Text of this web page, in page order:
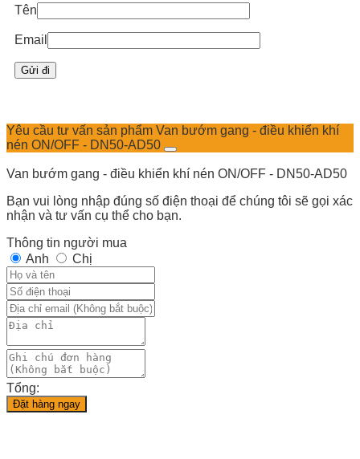
Tên
Email
Yêu cầu tư vấn sản phẩm Van bướm gang - điều khiển khí
nén ON/OFF - DN50-AD50
Van bướm gang - điều khiển khí nén ON/OFF - DN50-AD50
Bạn vui lòng nhập đúng số điện thoại để chúng tôi sẽ gọi xác
nhận và tư vấn cụ thể cho bạn.
Thông tin người mua
Anh
Chị
Tổng:
Đặt hàng ngay